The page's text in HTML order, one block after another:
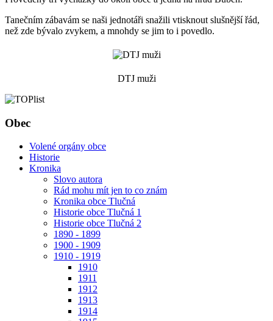
Tanečním zábavám se naši jednotáři snažili vtisknout slušnější řád,
než zde bývalo zvykem, a mnohdy se jim to i povedlo.
DTJ muži
Obec
Volené orgány obce
Historie
Kronika
Slovo autora
Rád mohu mít jen to co znám
Kronika obce Tlučná
Historie obce Tlučná 1
Historie obce Tlučná 2
1890 - 1899
1900 - 1909
1910 - 1919
1910
1911
1912
1913
1914